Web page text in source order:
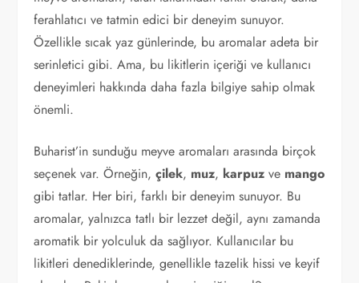
ferahlatıcı ve tatmin edici bir deneyim sunuyor.
Özellikle sıcak yaz günlerinde, bu aromalar adeta bir
serinletici gibi. Ama, bu likitlerin içeriği ve kullanıcı
deneyimleri hakkında daha fazla bilgiye sahip olmak
önemli.
Buharist’in sunduğu meyve aromaları arasında birçok
seçenek var. Örneğin,çilek, muz, karpuz ve mango
gibi tatlar. Her biri, farklı bir deneyim sunuyor. Bu
aromalar, yalnızca tatlı bir lezzet değil, aynı zamanda
aromatik bir yolculuk da sağlıyor. Kullanıcılar bu
likitleri denediklerinde, genellikle tazelik hissi ve keyif